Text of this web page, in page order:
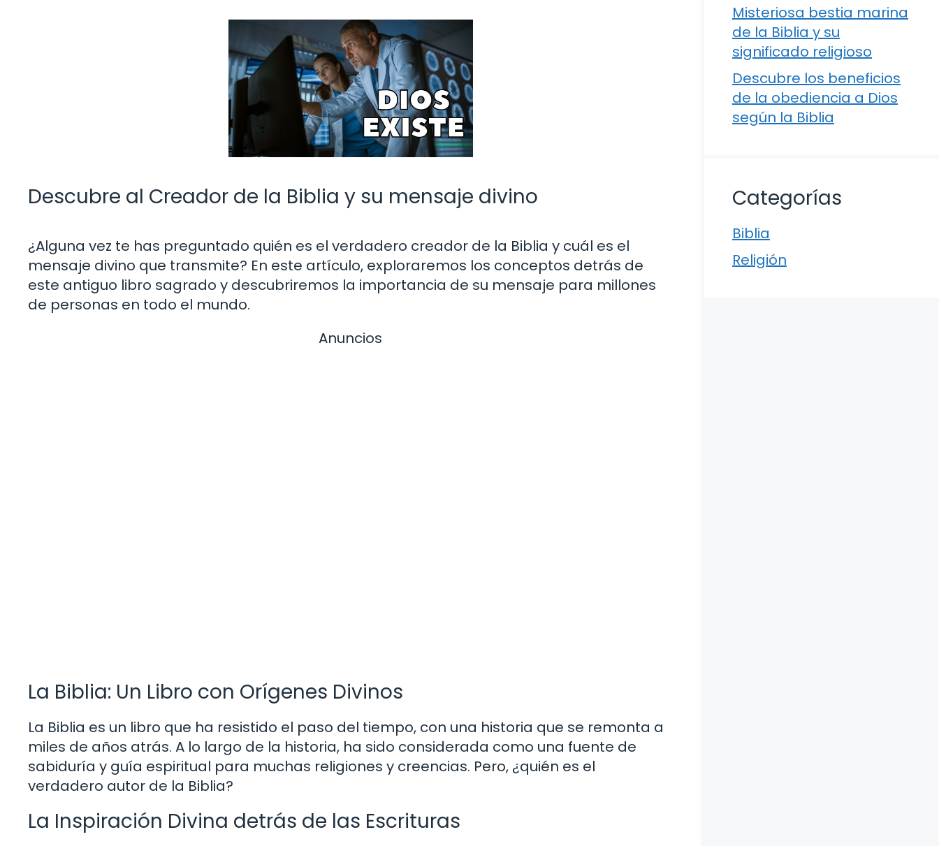
Descubre al Creador de la Biblia y su mensaje divino
¿Alguna vez te has preguntado quién es el verdadero creador de la Biblia y cuál es el
mensaje divino que transmite? En este artículo, exploraremos los conceptos detrás de
este antiguo libro sagrado y descubriremos la importancia de su mensaje para millones
de personas en todo el mundo.
Anuncios
La Biblia: Un Libro con Orígenes Divinos
La Biblia es un libro que ha resistido el paso del tiempo, con una historia que se remonta a
miles de años atrás. A lo largo de la historia, ha sido considerada como una fuente de
sabiduría y guía espiritual para muchas religiones y creencias. Pero, ¿quién es el
verdadero autor de la Biblia?
La Inspiración Divina detrás de las Escrituras
Misteriosa bestia marina
de la Biblia y su
significado religioso
Descubre los beneficios
de la obediencia a Dios
según la Biblia
Categorías
Biblia
Religión